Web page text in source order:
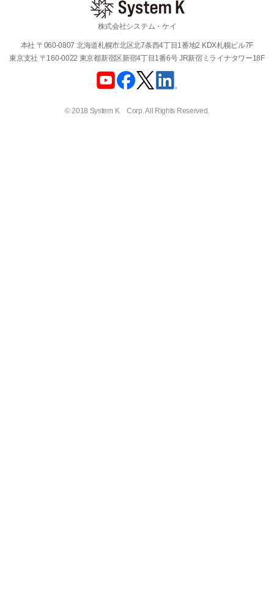
株式会社システム・ケイ
本社 〒060-0807 北海道札幌市北区北7条西4丁目1番地2 KDX札幌ビル7F
東京支社 〒160-0022 東京都新宿区新宿4丁目1番6号 JR新宿ミライナタワー18F
© 2018 System K Corp. All Rights Reserved.